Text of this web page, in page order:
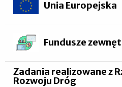
Unia Europejska
Fundusze
Zadania realizowane z
Rozwoju Dróg